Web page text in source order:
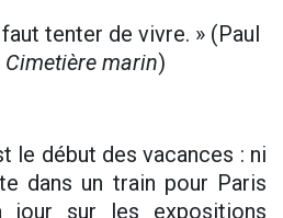
tenter de vivre. » (Paul
Cimetière marin)
le début des vacances : ni
dans un train pour Paris
sur les expositions